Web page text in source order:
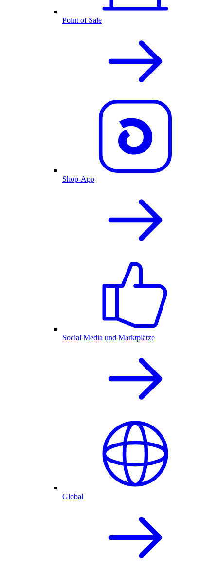
Point of Sale
Shop-App
Social Media und Marktplätze
Global